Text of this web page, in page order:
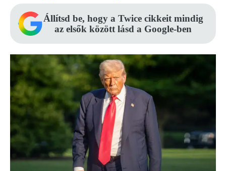
Állítsd be, hogy a Twice cikkeit mindig
az elsők között lásd a Google-ben